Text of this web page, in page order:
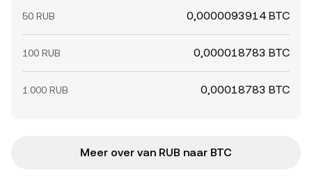
50 RUB 0,0000093914 BTC
100 RUB 0,000018783 BTC
1.000 RUB 0,00018783 BTC
Meer over van RUB naar BTC